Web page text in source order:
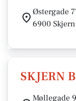
Østergade
6900 Skjern
SKJERN
Møllegade 9